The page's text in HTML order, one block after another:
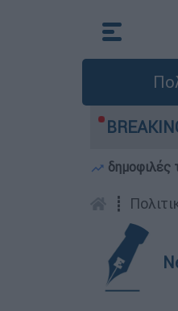
Δαμίγο που έχασε
δημοφιλές
┋